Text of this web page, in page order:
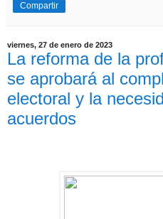
Compartir
viernes, 27 de enero de 2023
La reforma de la
se aprobará al
electoral y la
acuerdos